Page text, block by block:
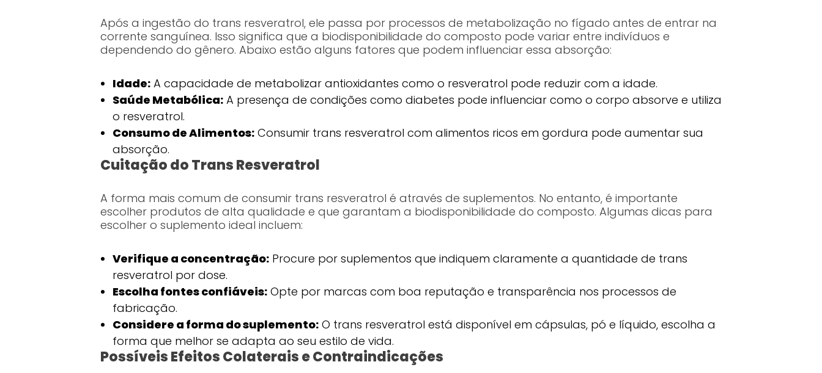
Após a ingestão do trans resveratrol, ele passa por processos de metabolização no fígado antes de entrar na
corrente sanguínea. Isso significa que a biodisponibilidade do composto pode variar entre indivíduos e
dependendo do gênero. Abaixo estão alguns fatores que podem influenciar essa absorção:
Idade:A capacidade de metabolizar antioxidantes como o resveratrol pode reduzir com a idade.
Saúde Metabólica:A presença de condições como diabetes pode influenciar como o corpo absorve e utiliza
o resveratrol.
Consumo de Alimentos:Consumir trans resveratrol com alimentos ricos em gordura pode aumentar sua
absorção.
Cuitação do Trans Resveratrol
A forma mais comum de consumir trans resveratrol é através de suplementos. No entanto, é importante
escolher produtos de alta qualidade e que garantam a biodisponibilidade do composto. Algumas dicas para
escolher o suplemento ideal incluem:
Verifique a concentração:Procure por suplementos que indiquem claramente a quantidade de trans
resveratrol por dose.
Escolha fontes confiáveis:Opte por marcas com boa reputação e transparência nos processos de
fabricação.
Considere a forma do suplemento:O trans resveratrol está disponível em cápsulas, pó e líquido, escolha a
forma que melhor se adapta ao seu estilo de vida.
Possíveis Efeitos Colaterais e Contraindicações